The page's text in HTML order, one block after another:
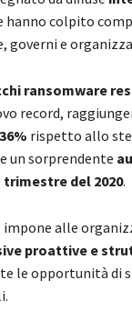
hanno colpito
governi e
ransomware
record,
36% rispetto allo
un sorprendente
del 2020.
impone alle
proattive e
le opportunità di